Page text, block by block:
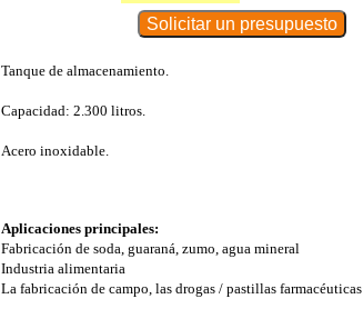
Tanque de almacenamiento.
Capacidad: 2.300 litros.
Acero inoxidable.
Aplicaciones principales:
Fabricación de soda, guaraná, zumo, agua mineral
Industria alimentaria
La fabricación de campo, las drogas / pastillas farmacéuticas